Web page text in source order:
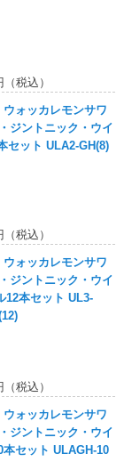
税込）
ォッカレモンサワ
ジントニック・ウイ
セット ULA2-GH(8)
税込）
ォッカレモンサワ
ジントニック・ウイ
12本セット UL3-
税込）
ォッカレモンサワ
ジントニック・ウイ
セット ULAGH-10